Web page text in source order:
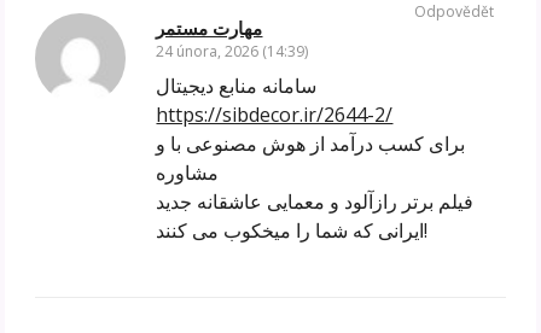
مهارت مستمر
24 února, 2026 (14:39)
سامانه منابع دیجیتال
https://sibdecor.ir/2644-2/
برای کسب درآمد از هوش مصنوعی با و
مشاوره
فیلم برتر رازآلود و معمایی عاشقانه جدید
ایرانی که شما را میخکوب می کنند!
Odpovědět